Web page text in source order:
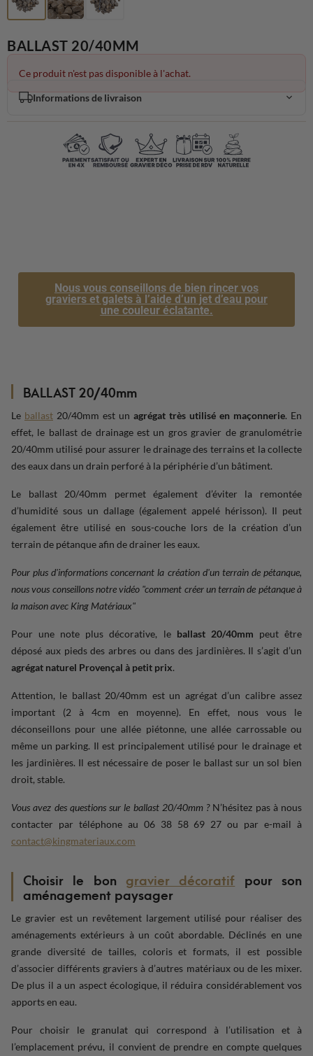
BALLAST 20/40MM
Ce produit n'est pas disponible à l'achat.
Informations de livraison
Nous vous conseillons de bien rincer vos
graviers et galets à l’aide d’un jet d’eau pour
une couleur éclatante.
BALLAST 20/40mm
Le ballast 20/40mm est un agrégat très utilisé en maçonnerie. En
effet, le ballast de drainage est un gros gravier de granulométrie
20/40mm utilisé pour assurer le drainage des terrains et la collecte
des eaux dans un drain perforé à la périphérie d’un bâtiment.
Le ballast 20/40mm permet également d’éviter la remontée
d’humidité sous un dallage (également appelé hérisson). Il peut
également être utilisé en sous-couche lors de la création d’un
terrain de pétanque afin de drainer les eaux.
Pour plus d'informations concernant la création d'un terrain de pétanque,
nous vous conseillons notre vidéo "comment créer un terrain de pétanque à
la maison avec King Matériaux"
Pour une note plus décorative, le ballast 20/40mm peut être
déposé aux pieds des arbres ou dans des jardinières. Il s’agit d’un
agrégat naturel Provençal à petit prix.
Attention, le ballast 20/40mm est un agrégat d’un calibre assez
important (2 à 4cm en moyenne). En effet, nous vous le
déconseillons pour une allée piétonne, une allée carrossable ou
même un parking. Il est principalement utilisé pour le drainage et
les jardinières. Il est nécessaire de poser le ballast sur un sol bien
droit, stable.
Vous avez des questions sur le ballast 20/40mm ?N’hésitez pas à nous
contacter par téléphone au 06 38 58 69 27 ou par e-mail à
contact@kingmateriaux.com
Choisir le bon gravier décoratif pour son
aménagement paysager
Le gravier est un revêtement largement utilisé pour réaliser des
aménagements extérieurs à un coût abordable. Déclinés en une
grande diversité de tailles, coloris et formats, il est possible
d’associer différents graviers à d’autres matériaux ou de les mixer.
De plus il a un aspect écologique, il réduira considérablement vos
apports en eau.
Pour choisir le granulat qui correspond à l’utilisation et à
l’emplacement prévu, il convient de prendre en compte quelques